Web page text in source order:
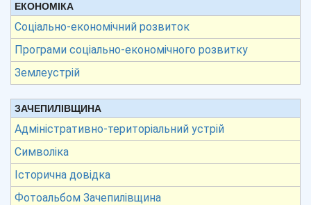
ЕКОНОМІКА
Соціально-економічний розвиток
Програми соціально-економічного розвитку
Землеустрій
ЗАЧЕПИЛІВЩИНА
Адміністративно-територіальний устрій
Символіка
Історична довідка
Фотоальбом Зачепилівщина